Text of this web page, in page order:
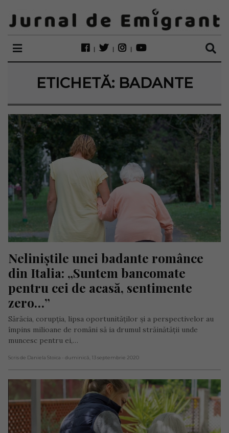
ETICHETĂ: BADANTE
Neliniștile unei badante românce
din Italia: „Suntem bancomate
pentru cei de acasă, sentimente
zero…”
Sărăcia, corupția, lipsa oportunităților și a perspectivelor au
împins milioane de români să ia drumul străinătății unde
muncesc pentru ei,…
Scris de Daniela Stoica - duminică, 13 septembrie 2020